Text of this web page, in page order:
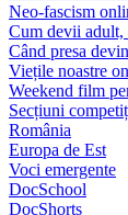
Neo-fascism
Cum devii
Când presa
Viețile noastre
Weekend film
Secțiuni
România
Europa de Est
Voci emergente
DocSchool
DocShorts